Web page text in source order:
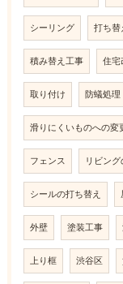
シーリング 打ち替
積み替え工事 住宅
取り付け 防蟻処理
滑りにくいものへの変
フェンス リビング
シールの打ち替え
外壁 塗装工事
上り框 渋谷区